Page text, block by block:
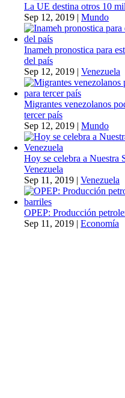
La UE destina otros 10
Sep 12, 2019 | Mundo
Inameh pronostica para
del país
Sep 12, 2019 | Venezuela
Migrantes venezolanos
tercer país
Sep 12, 2019 | Mundo
Hoy se celebra a Nuestra
Venezuela
Sep 11, 2019 | Venezuela
OPEP: Producción
Sep 11, 2019 | Economía